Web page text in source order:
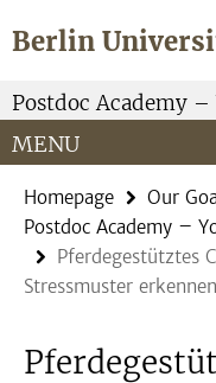
direkt
Inhalt
Berlin
Service
Navigation
Postdoc Academy –
MENU
Homepage Our
Postdoc Academy –
Pferdegestütztes
Stressmuster